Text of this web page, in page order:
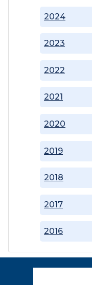
2016
2017
2018
2019
2020
2021
2022
2023
2024